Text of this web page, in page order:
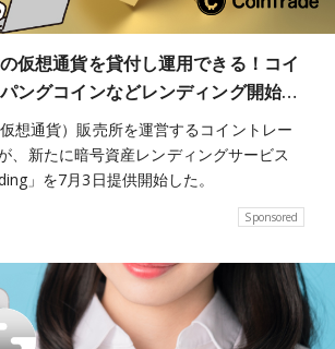
仮想通貨を貸付し運用できる！コイ
ングコインなどレンディング開始…
想通貨）販売所を運営するコイントレー
、新たに暗号資産レンディングサービス
」を7月3日提供開始した。
Sponsored